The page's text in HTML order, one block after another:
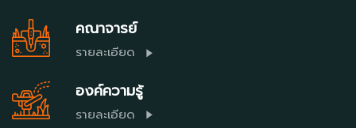
คณาจารย์
รายละเอียด
องค์ความรู้
รายละเอียด